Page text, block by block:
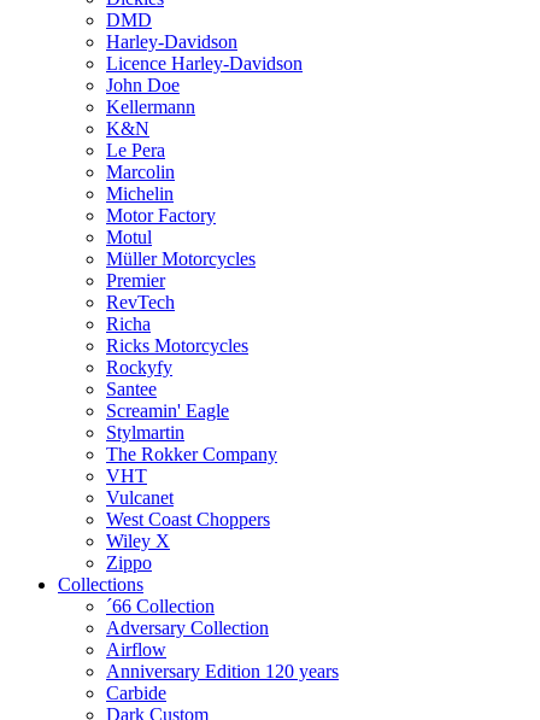
DMD
Harley-Davidson
Licence Harley-Davidson
John Doe
Kellermann
K&N
Le Pera
Marcolin
Michelin
Motor Factory
Motul
Müller Motorcycles
Premier
RevTech
Richa
Ricks Motorcycles
Rockyfy
Santee
Screamin' Eagle
Stylmartin
The Rokker Company
VHT
Vulcanet
West Coast Choppers
Wiley X
Zippo
Collections
´66 Collection
Adversary Collection
Airflow
Anniversary Edition 120 years
Carbide
Dark Custom